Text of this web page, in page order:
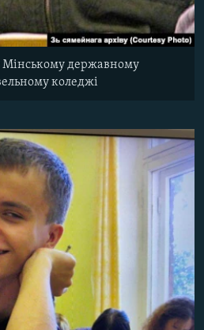
Мінському державному
коледжі